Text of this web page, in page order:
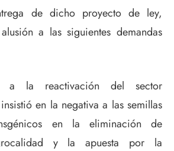
de dicho proyecto de ley,
a las siguientes demandas
la reactivación del sector
en la negativa a las semillas
en la eliminación de
y la apuesta por la